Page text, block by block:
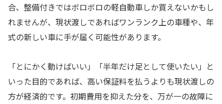
合、整備付きではボロボロの軽自動車しか買えないかもし
れませんが、現状渡しであればワンランク上の車種や、年
式の新しい車に手が届く可能性があります。
「とにかく動けばいい」「半年だけ足として使いたい」と
いった目的であれば、高い保証料を払うよりも現状渡しの
方が経済的です。初期費用を抑えた分を、万が一の故障に